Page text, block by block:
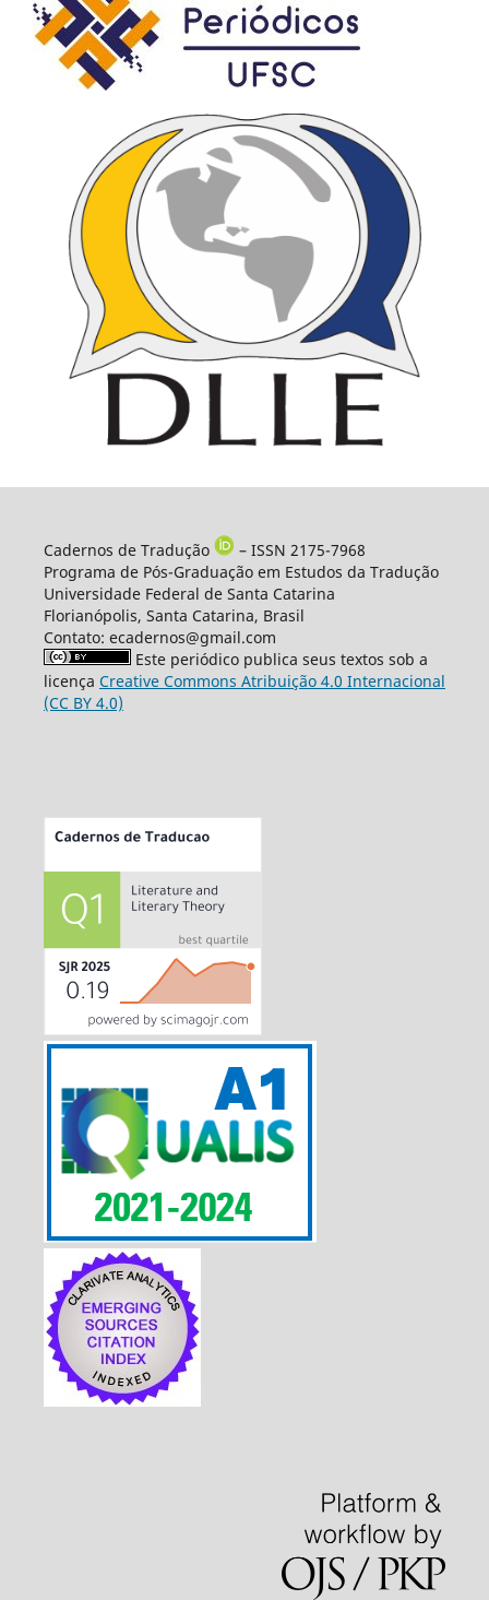
Cadernos de Tradução
– ISSN 2175-7968
Programa de Pós-Graduação em Estudos da Tradução
Universidade Federal de Santa Catarina
Florianópolis, Santa Catarina, Brasil
Contato: ecadernos@gmail.com
Este periódico publica seus textos sob a
licença Creative Commons Atribuição 4.0 Internacional
(CC BY 4.0)